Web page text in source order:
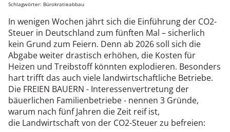
Schlagwörter: Bürokratieabbau
In wenigen Wochen jährt sich die Einführung der CO2-
Steuer in Deutschland zum fünften Mal – sicherlich
kein Grund zum Feiern. Denn ab 2026 soll sich die
Abgabe weiter drastisch erhöhen, die Kosten für
Heizen und Treibstoff könnten explodieren. Besonders
hart trifft das auch viele landwirtschaftliche Betriebe.
Die FREIEN BAUERN - Interessenvertretung der
bäuerlichen Familienbetriebe - nennen 3 Gründe,
warum nach fünf Jahren die Zeit reif ist,
die Landwirtschaft von der CO2-Steuer zu befreien: